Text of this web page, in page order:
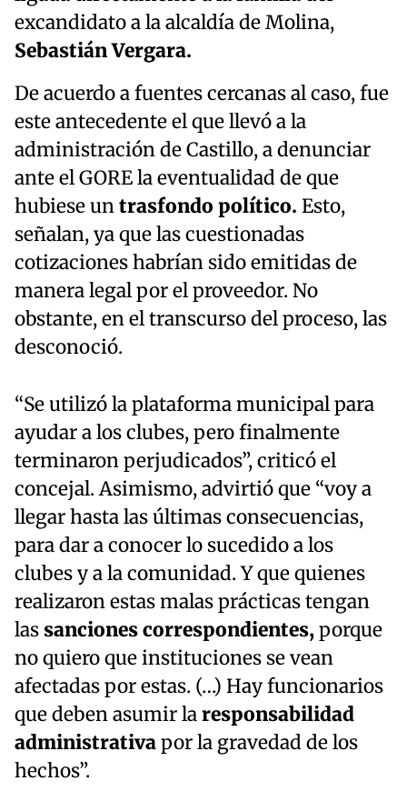
excandidato a la alcaldía de Molina,
Sebastián Vergara.
De acuerdo a fuentes cercanas al caso, fue
este antecedente el que llevó a la
administración de Castillo, a denunciar
ante el GORE la eventualidad de que
hubiese untrasfondo político. Esto,
señalan, ya que las cuestionadas
cotizaciones habrían sido emitidas de
manera legal por el proveedor. No
obstante, en el transcurso del proceso, las
desconoció.
“Se utilizó la plataforma municipal para
ayudar a los clubes, pero finalmente
terminaron perjudicados”, criticó el
concejal. Asimismo, advirtió que “voy a
llegar hasta las últimas consecuencias,
para dar a conocer lo sucedido a los
clubes y a la comunidad. Y que quienes
realizaron estas malas prácticas tengan
las sanciones correspondientes,porque
no quiero que instituciones se vean
afectadas por estas. (…) Hay funcionarios
que deben asumir laresponsabilidad
administrativapor la gravedad de los
hechos”.